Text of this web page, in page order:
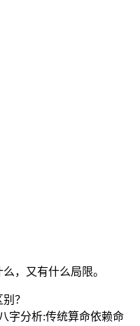
，又有什么局限。
？
字分析:传统算命依赖命